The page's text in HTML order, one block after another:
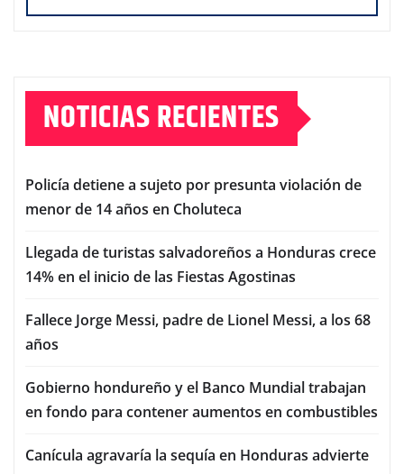
NOTICIAS RECIENTES
Policía detiene a sujeto por presunta violación de
menor de 14 años en Choluteca
Llegada de turistas salvadoreños a Honduras crece
14% en el inicio de las Fiestas Agostinas
Fallece Jorge Messi, padre de Lionel Messi, a los 68
años
Gobierno hondureño y el Banco Mundial trabajan
en fondo para contener aumentos en combustibles
Canícula agravaría la sequía en Honduras advierte